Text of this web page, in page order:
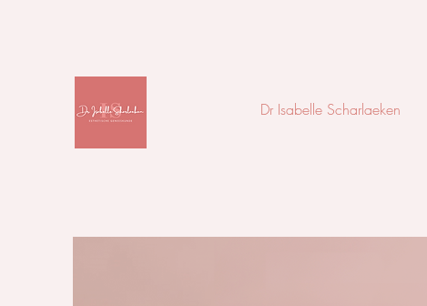
Dr Isabelle Scharlaeken